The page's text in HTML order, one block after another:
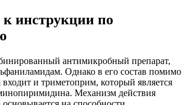
к инструкции по
антимикробный препарат,
Однако в его состав помимо
входит и триметоприм, который является
Механизм действия